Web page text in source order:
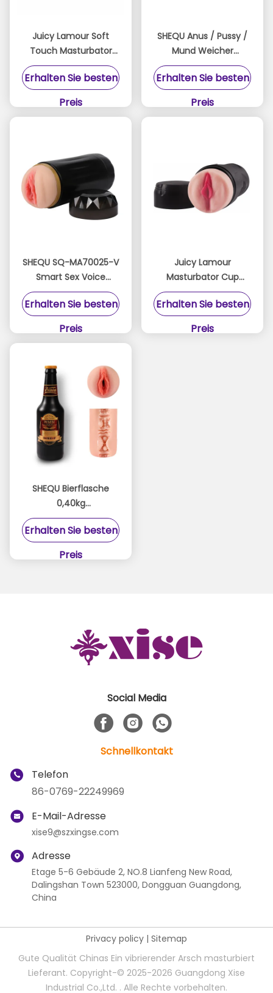
Juicy Lamour Soft
Touch Masturbator
mit 3D Innenkanal und
wasserdichtem Design
Erhalten Sie besten
Preis
SHEQU Anus / Pussy /
Mund Weicher
Masturbator Spielzeug
TPR + PP für Männer
Erhalten Sie besten
Preis
SHEQU SQ-MA70025-V
Smart Sex Voice
Masturbator Cup mit
10
Vibrationsgeschwindigkeiten
Erhalten Sie besten
Preis
Juicy Lamour
Masturbator Cup
Spielzeug mit
realistischer inneren
Textur leicht zu
reinigen für Männer
Erhalten Sie besten
Preis
SHEQU Bierflasche
0,40kg
Handmaschinen
Masturbator Spielzeug
mit realistischen
Muschi und Textur
Erhalten Sie besten
Preis
Social Media
Schnellkontakt
Telefon
86-0769-22249969
E-Mail-Adresse
xise9@szxingse.com
Adresse
Etage 5-6 Gebäude 2, NO.8 Lianfeng New Road,
Dalingshan Town 523000, Dongguan Guangdong,
China
Privacy policy | Sitemap
Gute Qualität Chinas Ein vibrierender Arsch masturbiert
Lieferant. Copyright-© 2025-2026 Guangdong Xise
Industrial Co.,Ltd. . Alle Rechte vorbehalten.